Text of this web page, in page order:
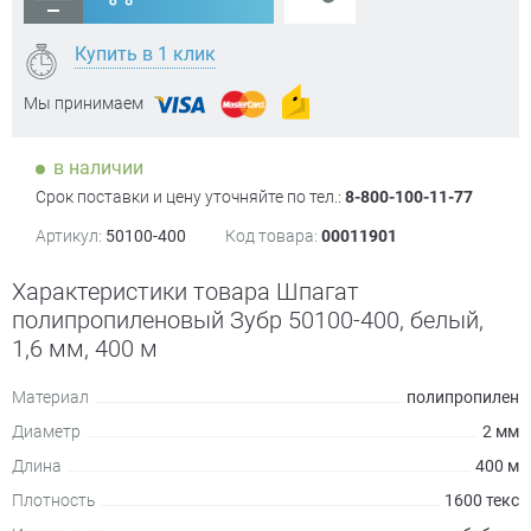
Купить в 1 клик
Мы принимаем
в наличии
Срок поставки и цену уточняйте по тел.: 8-800-100-11-77
Артикул: 50100-400 Код товара: 00011901
Характеристики товара Шпагат
полипропиленовый Зубр 50100-400, белый,
1,6 мм, 400 м
Материал
полипропилен
Диаметр
2 мм
Длина
400 м
Плотность
1600 текс